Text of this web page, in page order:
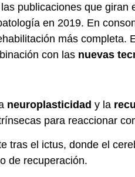
publicaciones que giran
en 2019. En
más completa.
con las nuevas
neuroplasticidad y la
para reaccionar
tras el ictus, donde el
de recuperación.